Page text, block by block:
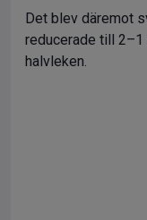
Det blev däremot
reducerade till 2–1
halvleken.